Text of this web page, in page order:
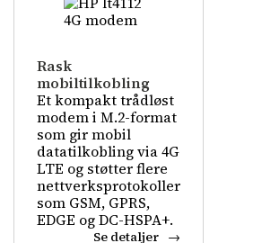
Rask
mobiltilkobling
Et kompakt trådløst
modem i M.2-format
som gir mobil
datatilkobling via 4G
LTE og støtter flere
nettverksprotokoller
som GSM, GPRS,
EDGE og DC-HSPA+.
Se detaljer